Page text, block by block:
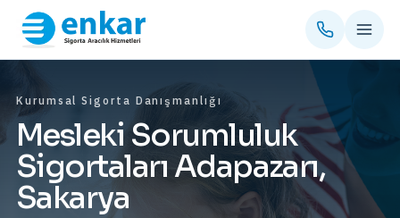
Kurumsal Sigorta Danışmanlığı
Mesleki Sorumluluk
Sigortaları Adapazarı,
Sakarya